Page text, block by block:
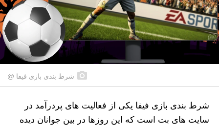
شرط بندی بازی فیفا @
شرط بندی بازی فیفا یکی از فعالیت های پردرآمد در
سایت های بت است که این روزها در بین جوانان دیده